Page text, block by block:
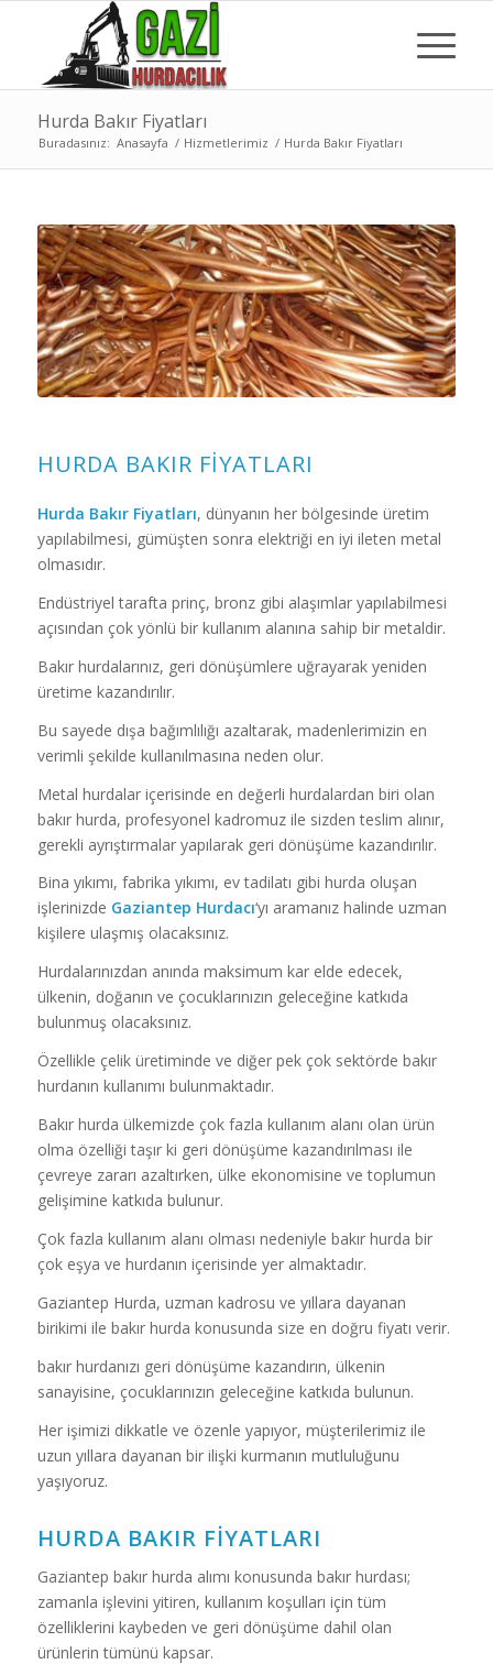
Hurda Bakır Fiyatları
Buradasınız: Anasayfa / Hizmetlerimiz / Hurda Bakır Fiyatları
HURDA BAKIR FIYATLARI
Hurda Bakır Fiyatları, dünyanın her bölgesinde üretim
yapılabilmesi, gümüşten sonra elektriği en iyi ileten metal
olmasıdır.
Endüstriyel tarafta prinç, bronz gibi alaşımlar yapılabilmesi
açısından çok yönlü bir kullanım alanına sahip bir metaldir.
Bakır hurdalarınız, geri dönüşümlere uğrayarak yeniden
üretime kazandırılır.
Bu sayede dışa bağımlılığı azaltarak, madenlerimizin en
verimli şekilde kullanılmasına neden olur.
Metal hurdalar içerisinde en değerli hurdalardan biri olan
bakır hurda, profesyonel kadromuz ile sizden teslim alınır,
gerekli ayrıştırmalar yapılarak geri dönüşüme kazandırılır.
Bina yıkımı, fabrika yıkımı, ev tadilatı gibi hurda oluşan
işlerinizde Gaziantep Hurdacı‘yı aramanız halinde uzman
kişilere ulaşmış olacaksınız.
Hurdalarınızdan anında maksimum kar elde edecek,
ülkenin, doğanın ve çocuklarınızın geleceğine katkıda
bulunmuş olacaksınız.
Özellikle çelik üretiminde ve diğer pek çok sektörde bakır
hurdanın kullanımı bulunmaktadır.
Bakır hurda ülkemizde çok fazla kullanım alanı olan ürün
olma özelliği taşır ki geri dönüşüme kazandırılması ile
çevreye zararı azaltırken, ülke ekonomisine ve toplumun
gelişimine katkıda bulunur.
Çok fazla kullanım alanı olması nedeniyle bakır hurda bir
çok eşya ve hurdanın içerisinde yer almaktadır.
Gaziantep Hurda, uzman kadrosu ve yıllara dayanan
birikimi ile bakır hurda konusunda size en doğru fiyatı verir.
bakır hurdanızı geri dönüşüme kazandırın, ülkenin
sanayisine, çocuklarınızın geleceğine katkıda bulunun.
Her işimizi dikkatle ve özenle yapıyor, müşterilerimiz ile
uzun yıllara dayanan bir ilişki kurmanın mutluluğunu
yaşıyoruz.
HURDA BAKIR FIYATLARI
Gaziantep bakır hurda alımı konusunda bakır hurdası;
zamanla işlevini yitiren, kullanım koşulları için tüm
özelliklerini kaybeden ve geri dönüşüme dahil olan
ürünlerin tümünü kapsar.